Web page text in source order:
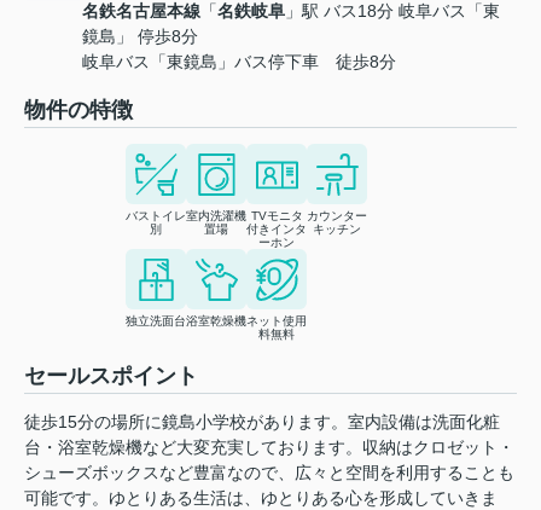
名鉄名古屋本線 「名鉄岐阜 」駅 バス18分 岐阜バス「東
鏡島」 停歩8分
岐阜バス「東鏡島」バス停下車 徒歩8分
物件の特徴
バストイレ
別
室内洗濯機
置場
TVモニタ
付きインタ
ーホン
カウンター
キッチン
独立洗面台浴室乾燥機ネット使用
料無料
セールスポイント
徒歩15分の場所に鏡島小学校があります。室内設備は洗面化粧
台・浴室乾燥機など大変充実しております。収納はクロゼット・
シューズボックスなど豊富なので、広々と空間を利用することも
可能です。ゆとりある生活は、ゆとりある心を形成していきま